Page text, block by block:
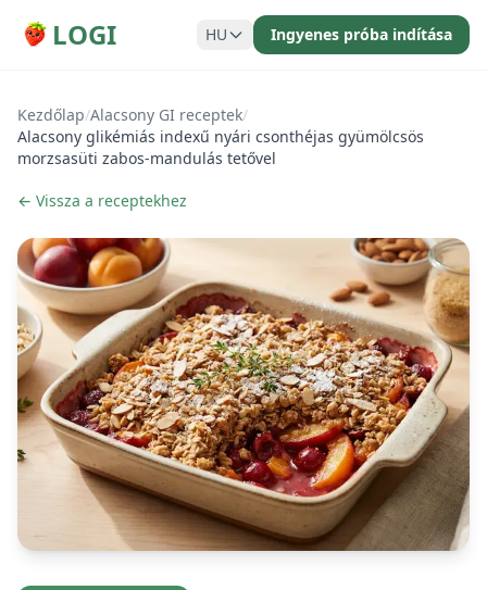
LOGI HU Ingyenes próba indítása
Kezdőlap/Alacsony GI receptek/
Alacsony glikémiás indexű nyári csonthéjas gyümölcsös
morzsasüti zabos-mandulás tetővel
← Vissza a receptekhez